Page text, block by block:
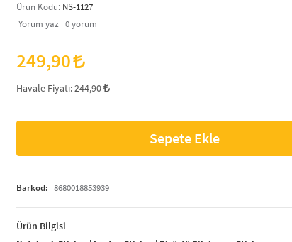
Ürün Kodu: NS-1127
Yorum yaz | 0yorum
249,90
Havale Fiyatı:244,90
Sepete Ekle
Barkod: 8680018853939
Ürün Bilgisi